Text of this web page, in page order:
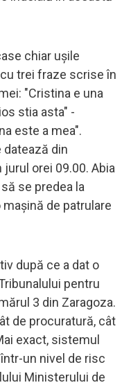
chiar ușile
trei fraze scrise în
"Cristina e una
stia asta" -
este a mea".
datează din
orei 09.00. Abia
se predea la
de patrulare
după ce a dat o
pentru
3 din Zaragoza.
de procuratură, cât
exact, sistemul
un nivel de risc
Ministerului de